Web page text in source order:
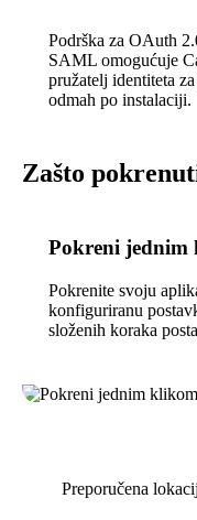
Podrška za OAuth
SAML omogućuje
pružatelj identiteta
odmah po instalaciji.
Zašto
Pokreni jednim
Pokrenite svoju
konfiguriranu
složenih koraka
Preporučena